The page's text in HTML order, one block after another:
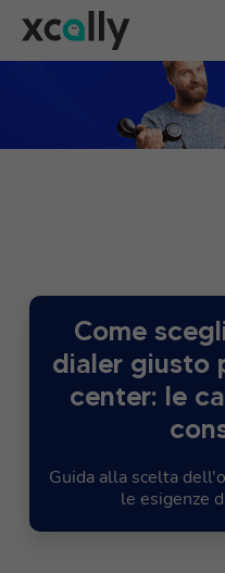
Come
dialer giusto
center: le
Guida alla scelta
le esigenze